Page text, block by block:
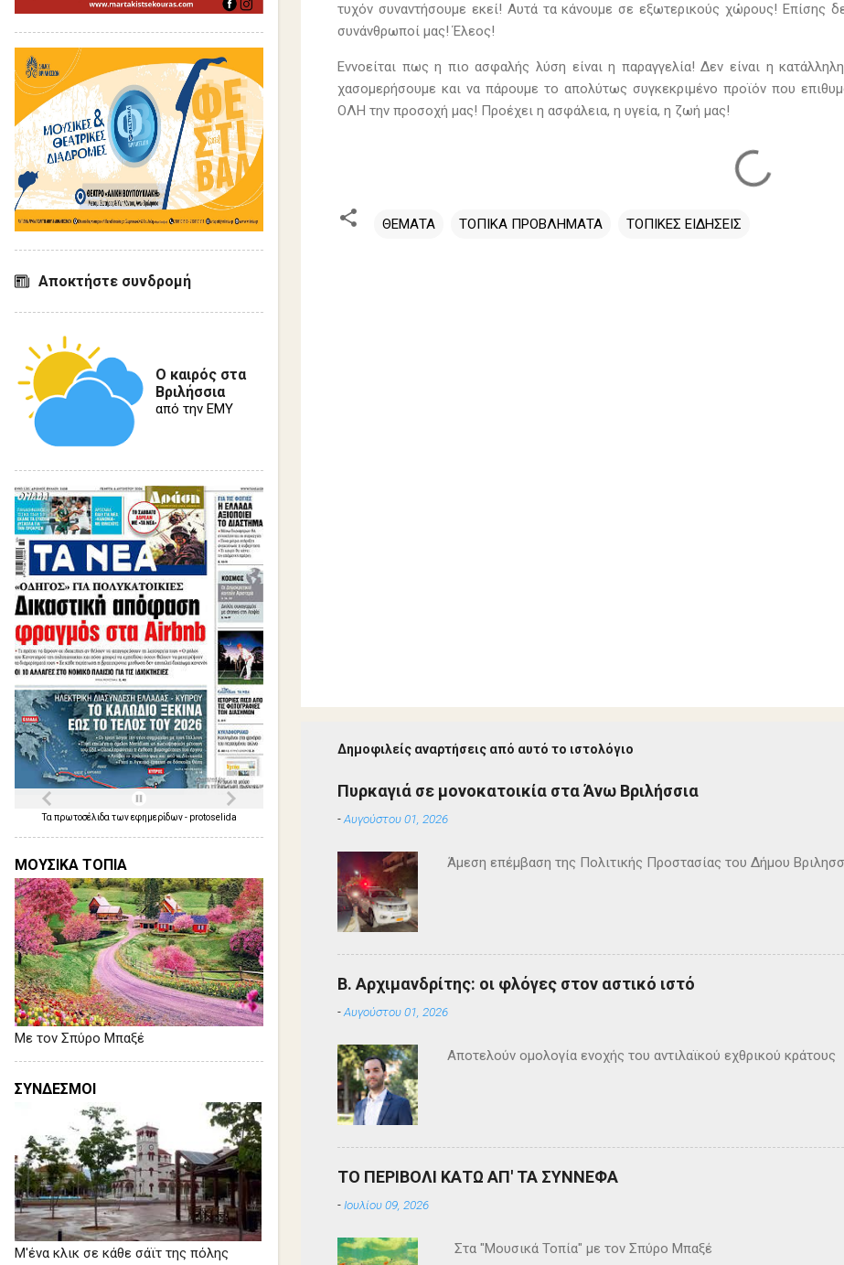
τυχόν συναντήσουμε εκεί! Αυτά τα κάνουμε σε εξωτερικούς χώρους! Επίσης
συνάνθρωποί μας! Έλεος!
Εννοείται πως η πιο ασφαλής λύση είναι η παραγγελία! Δεν είναι η
χασομερήσουμε και να πάρουμε το απολύτως συγκεκριμένο προϊόν που
ΟΛΗ την προσοχή μας! Προέχει η ασφάλεια, η υγεία, η ζωή μας!
ΘΕΜΑΤΑ ΤΟΠΙΚΑ ΠΡΟΒΛΗΜΑΤΑ ΤΟΠΙΚΕΣ ΕΙΔΗΣΕΙΣ
Δημοφιλείς αναρτήσεις από αυτό το ιστολόγιο
Πυρκαγιά σε μονοκατοικία στα Άνω Βριλήσσια
-Αυγούστου 01, 2026
Άμεση επέμβαση της Πολιτικής Προστασίας του Δήμου
Β. Αρχιμανδρίτης: οι φλόγες στον αστικό ιστό
-Αυγούστου 01, 2026
Αποτελούν ομολογία ενοχής του αντιλαϊκού εχθρικού κράτους
ΤΟ ΠΕΡΙΒΟΛΙ ΚΑΤΩ ΑΠ' ΤΑ ΣΥΝΝΕΦΑ
- Ιουλίου 09, 2026
Στα "Μουσικά Τοπία" με τον Σπύρο Μπαξέ
Αποκτήστε συνδρομή
Ο καιρός στα
Βριλήσσια
από την ΕΜΥ
Τα πρωτοσέλιδα τωνεφημερίδων- protoselida
ΜΟΥΣΙΚΑ ΤΟΠΙΑ
Με τον Σπύρο Μπαξέ
ΣΥΝΔΕΣΜΟΙ
Μ'ένα κλικ σε κάθε σάϊτ της πόλης